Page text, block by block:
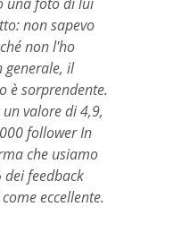
non sapevo
non l'ho
generale, il
è sorprendente.
valore di 4,9,
follower In
che usiamo
feedback
eccellente.